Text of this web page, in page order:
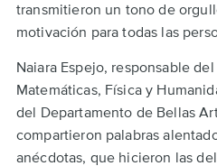
transmitieron un tono de
motivación para todas las
Naiara Espejo, responsable
Matemáticas, Física y
del Departamento de Bellas
compartieron palabras
anécdotas, que hicieron las